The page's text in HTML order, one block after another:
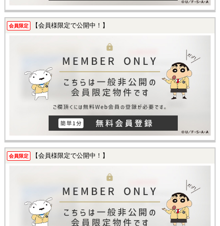
会員限定 【会員様限定で公開中！】
会員限定 【会員様限定で公開中！】